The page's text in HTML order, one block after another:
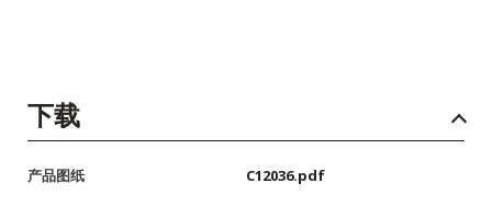
下载
产品图纸 C12036.pdf